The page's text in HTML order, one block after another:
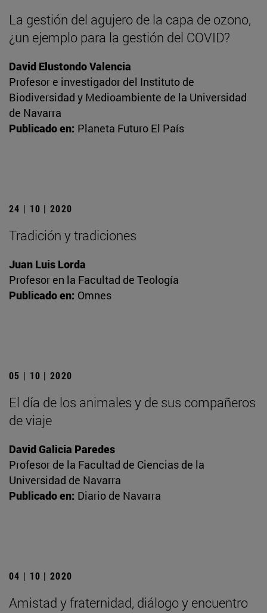
La gestión del agujero de la capa de ozono,
¿un ejemplo para la gestión del COVID?
David Elustondo Valencia
Profesor e investigador del Instituto de
Biodiversidad y Medioambiente de la Universidad
de Navarra
Publicado en: Planeta Futuro El País
24 | 10 | 2020
Tradición y tradiciones
Juan Luis Lorda
Profesor en la Facultad de Teología
Publicado en: Omnes
05 | 10 | 2020
El día de los animales y de sus compañeros
de viaje
David Galicia Paredes
Profesor de la Facultad de Ciencias de la
Universidad de Navarra
Publicado en: Diario de Navarra
04 | 10 | 2020
Amistad y fraternidad, diálogo y encuentro